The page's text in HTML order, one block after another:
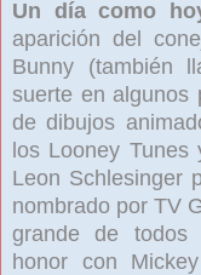
Un día como
aparición del
Bunny
(también
suerte en algunos
de dibujos
los Looney Tunes
Leon Schlesinger
nombrado por TV
grande de todos
honor con